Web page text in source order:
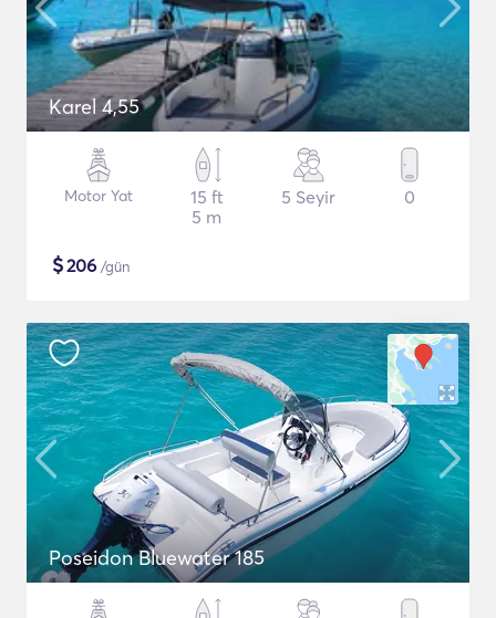
Karel 4,55
Motor Yat
15 ft
5 m
5 Seyir 0
$206 /gün
Poseidon Bluewater 185